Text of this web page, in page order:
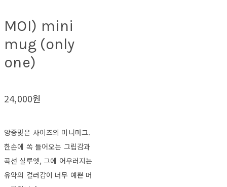
MOI) mini
mug (only
one)
24,000원
앙증맞은 사이즈의 미니머그.
한손에 쏙 들어오는 그립감과
곡선 실루엣, 그에 어우러지는
유약의 컬러감이 너무 예쁜 머